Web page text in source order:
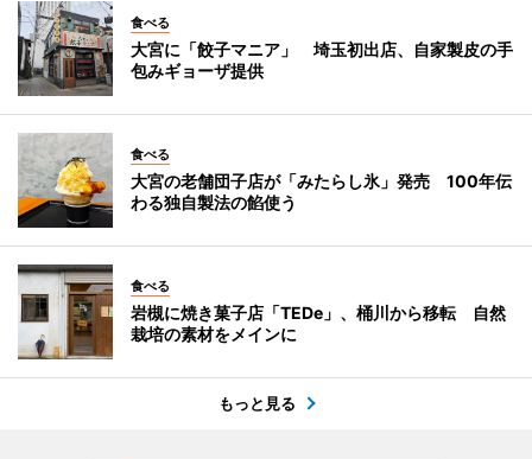
食べる
大宮に「餃子マニア」 埼玉初出店、自家製皮の手
包みギョーザ提供
食べる
大宮の老舗団子店が「みたらし氷」発売 100年伝
わる独自製法の餡使う
食べる
岩槻に焼き菓子店「TEDe」、桶川から移転 自然
栽培の素材をメインに
もっと見る